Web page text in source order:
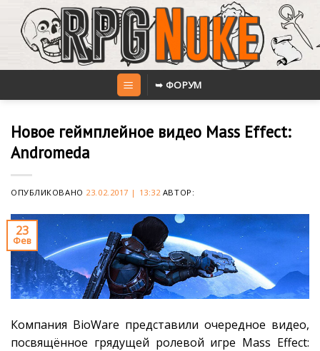
content
➥ ФОРУМ
Новое геймплейное видео Mass Effect:
Andromeda
ОПУБЛИКОВАНО 23.02.2017 | 13:32АВТОР:
23
Фев
Компания BioWare представили очередное видео,
посвящённое грядущей ролевой игре Mass Effect: